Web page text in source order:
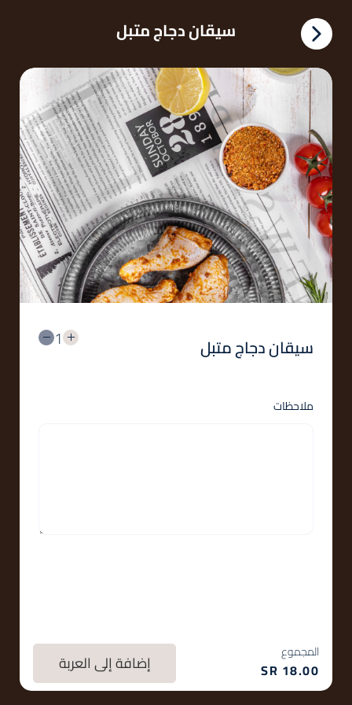
سيقان دجاج متبل
سيقان دجاج متبل 1
ملاحظات
المجموع
18.00 إضافة إلى العربة